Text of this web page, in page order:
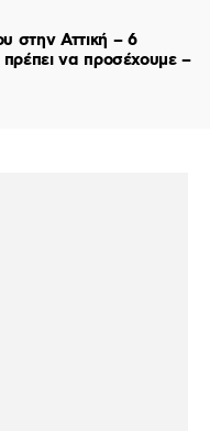
στην Αττική – 6
πρέπει να προσέχουμε –